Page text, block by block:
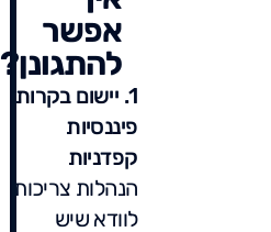
אפשר
להתגונן?
1. יישום בקרות
פיננסיות
קפדניות
הנהלות צריכות
לוודא שיש